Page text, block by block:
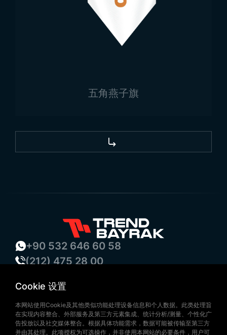
五角燕子旗
+90 532 646 60 58
(212) 475 28 00
bilgi@trendbayrak.com
Uğur Mumcu Mah. Eski Edirne Asfaltı
Cad. No : 554-556 İç Kapı NO: 1
Cookie 设置
本网站使用Cookie及其他类似功能处理设备信息和个人数据。此类处理旨
在实现内容整合、外部服务及第三方元素集成、统计分析/测量、个性化广
告投放以及社交媒体整合。根据具体功能需求，数据可能被传输至第三方
并由其处理。此项授权为可选操作，并非使用本网站的必要条件，用户可